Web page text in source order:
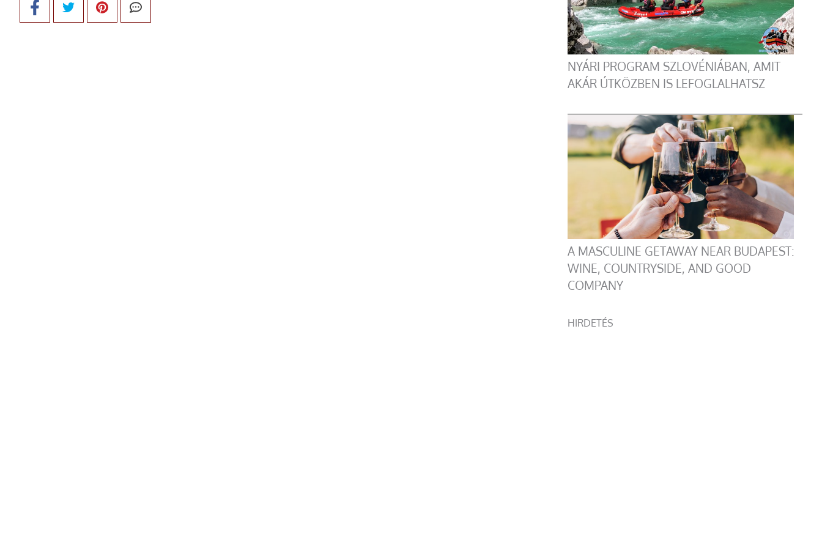
NYÁRI PROGRAM SZLOVÉNIÁBAN, AMIT
AKÁR ÚTKÖZBEN IS LEFOGLALHATSZ
A MASCULINE GETAWAY NEAR BUDAPEST:
WINE, COUNTRYSIDE, AND GOOD
COMPANY
HIRDETÉS